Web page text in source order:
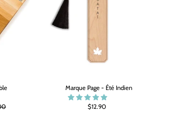
Marque Page - Été Indien
$12.90